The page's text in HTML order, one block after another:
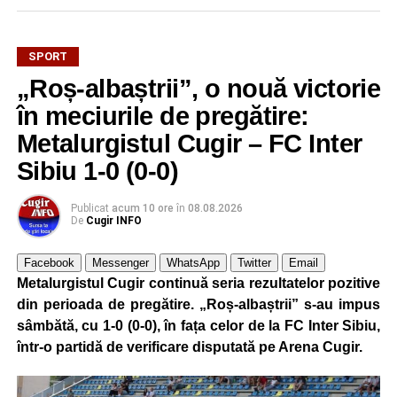
SPORT
„Roș-albaștrii”, o nouă victorie
în meciurile de pregătire:
Metalurgistul Cugir – FC Inter
Sibiu 1-0 (0-0)
Publicat acum 10 ore în 08.08.2026
De Cugir INFO
Facebook Messenger WhatsApp Twitter Email
Metalurgistul Cugir continuă seria rezultatelor pozitive
din perioada de pregătire. „Roș-albaștrii” s-au impus
sâmbătă, cu 1-0 (0-0), în fața celor de la FC Inter Sibiu,
într-o partidă de verificare disputată pe Arena Cugir.